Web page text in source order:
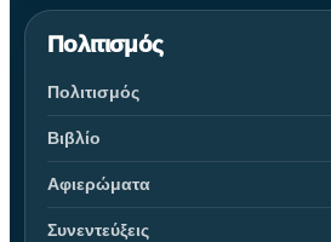
Πολιτισμός
Πολιτισμός
Βιβλίο
Αφιερώματα
Συνεντεύξεις